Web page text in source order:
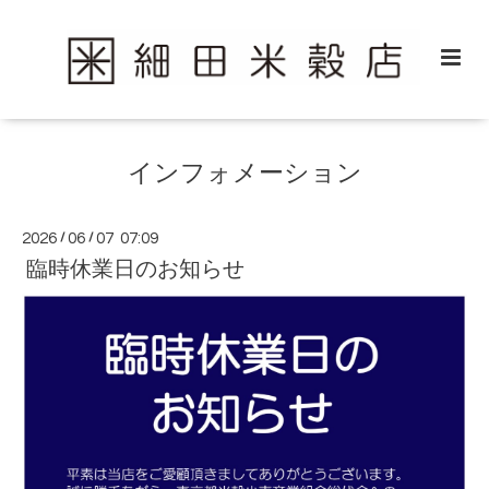
インフォメーション
2026 /06 /07 07:09
臨時休業日のお知らせ